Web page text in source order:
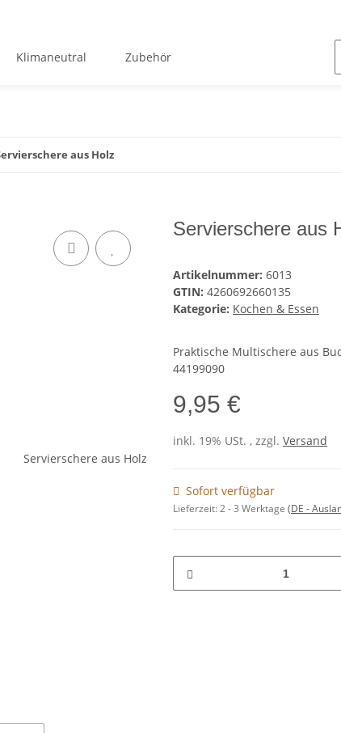
Klimaneutral Zubehör
aus Holz
Servierschere aus
Artikelnummer: 6013
GTIN: 4260692660135
Kategorie: Kochen & Essen
Praktische Multischere aus
44199090
9,95 €
inkl. 19% USt. , zzgl. Versand
Sofort verfügbar
Lieferzeit:2 - 3 Werktage (DE -